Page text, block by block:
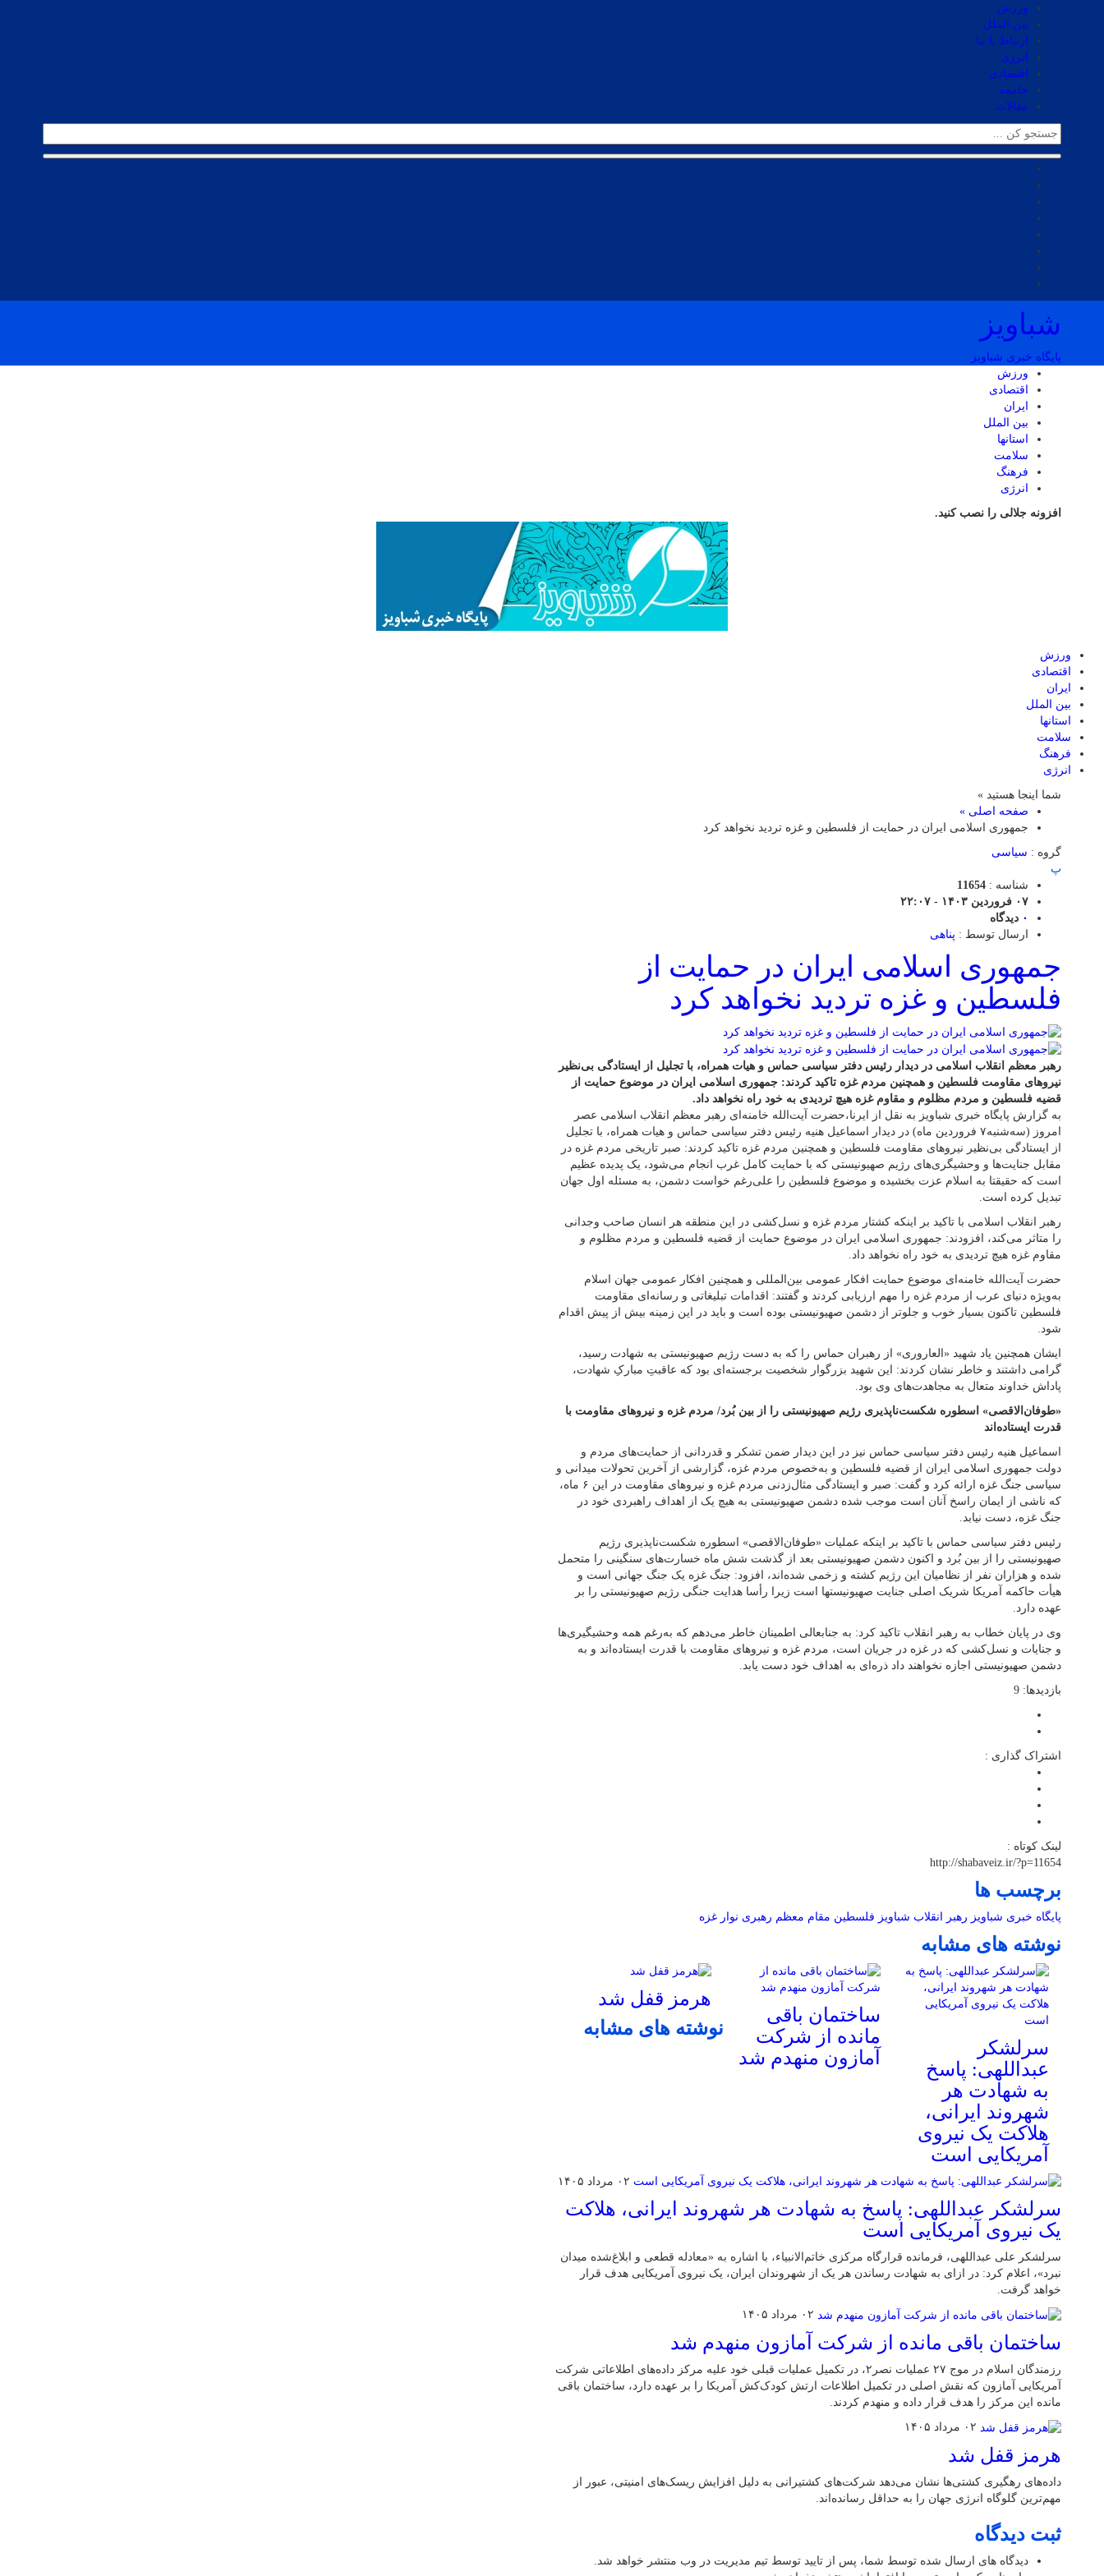
ورزش
بین الملل
ارتباط با ما
انرژی
اقتصادی
جامعه
مقالات
شباویز
پایگاه خبری شباویز
ورزش
اقتصادی
ایران
بین الملل
استانها
سلامت
فرهنگ
انرژی
افزونه جلالی را نصب کنید.
ورزش
اقتصادی
ایران
بین الملل
استانها
سلامت
فرهنگ
انرژی
شما اینجا هستید »
صفحه اصلی »
جمهوری اسلامی ایران در حمایت از فلسطین و غزه تردید نخواهد کرد
گروه : سیاسی
پ
شناسه : 11654
۰۷ فروردین ۱۴۰۳ - ۲۲:۰۷
۰ دیدگاه
ارسال توسط : پناهی
جمهوری اسلامی ایران در حمایت از
فلسطین و غزه تردید نخواهد کرد
رهبر معظم انقلاب اسلامی در دیدار رئیس دفتر سیاسی حماس و هیات همراه، با تجلیل از ایستادگی بی‌نظیر
نیروهای مقاومت فلسطین و همچنین مردم غزه تاکید کردند: جمهوری اسلامی ایران در موضوع حمایت از
قضیه فلسطین و مردم مظلوم و مقاوم غزه هیچ تردیدی به خود راه نخواهد داد.
به گزارش پایگاه خبری شباویز به نقل از ایرنا،حضرت آیت‌الله خامنه‌ای رهبر معظم انقلاب اسلامی عصر
امروز (سه‌شنبه۷ فروردین ماه) در دیدار اسماعیل هنیه رئیس دفتر سیاسی حماس و هیات همراه، با تجلیل
از ایستادگی بی‌نظیر نیروهای مقاومت فلسطین و همچنین مردم غزه تاکید کردند: صبر تاریخی مردم غزه در
مقابل جنایت‌ها و وحشیگری‌های رژیم صهیونیستی که با حمایت کامل غرب انجام می‌شود، یک پدیده عظیم
است که حقیقتا به اسلام عزت بخشیده و موضوع فلسطین را علی‌رغم خواست دشمن، به مسئله اول جهان
تبدیل کرده است.
رهبر انقلاب اسلامی با تاکید بر اینکه کشتار مردم غزه و نسل‌کشی در این منطقه هر انسان صاحب وجدانی
را متاثر می‌کند، افزودند: جمهوری اسلامی ایران در موضوع حمایت از قضیه فلسطین و مردم مظلوم و
مقاوم غزه هیچ تردیدی به خود راه نخواهد داد.
حضرت آیت‌الله خامنه‌ای موضوع حمایت افکار عمومی بین‌المللی و همچنین افکار عمومی جهان اسلام
به‌ویژه دنیای عرب از مردم غزه را مهم ارزیابی کردند و گفتند: اقدامات تبلیغاتی و رسانه‌ای مقاومت
فلسطین تاکنون بسیار خوب و جلوتر از دشمن صهیونیستی بوده است و باید در این زمینه بیش از پیش اقدام
شود.
ایشان همچنین یاد شهید «العاروری» از رهبران حماس را که به دست رژیم صهیونیستی به شهادت رسید،
گرامی داشتند و خاطر نشان کردند: این شهید بزرگوار شخصیت برجسته‌ای بود که عاقبتِ مبارکِ شهادت،
پاداش خداوند متعال به مجاهدت‌های وی بود.
«طوفان‌الاقصی» اسطوره شکست‌ناپذیری رژیم صهیونیستی را از بین بُرد/ مردم غزه و نیروهای مقاومت با
قدرت ایستاده‌اند
اسماعیل هنیه رئیس دفتر سیاسی حماس نیز در این دیدار ضمن تشکر و قدردانی از حمایت‌های مردم و
دولت جمهوری اسلامی ایران از قضیه فلسطین و به‌خصوص مردم غزه، گزارشی از آخرین تحولات میدانی و
سیاسی جنگ غزه ارائه کرد و گفت: صبر و ایستادگی مثال‌زدنی مردم غزه و نیروهای مقاومت در این ۶ ماه،
که ناشی از ایمان راسخ آنان است موجب شده دشمن صهیونیستی به هیچ یک از اهداف راهبردی خود در
جنگ غزه، دست نیابد.
رئیس دفتر سیاسی حماس با تاکید بر اینکه عملیات «طوفان‌الاقصی» اسطوره شکست‌ناپذیری رژیم
صهیونیستی را از بین بُرد و اکنون دشمن صهیونیستی بعد از گذشت شش ماه خسارت‌های سنگینی را متحمل
شده و هزاران نفر از نظامیان این رژیم کشته و زخمی شده‌اند، افزود: جنگ غزه یک جنگ جهانی است و
هیأت حاکمه آمریکا شریک اصلی جنایت صهیونیستها است زیرا رأسا هدایت جنگی رژیم صهیونیستی را بر
عهده دارد.
وی در پایان خطاب به رهبر انقلاب تاکید کرد: به جنابعالی اطمینان خاطر می‌دهم که به‌رغم همه وحشیگیری‌ها
و جنایات و نسل‌کشی که در غزه در جریان است، مردم غزه و نیروهای مقاومت با قدرت ایستاده‌اند و به
دشمن صهیونیستی اجازه نخواهند داد ذره‌ای به اهداف خود دست یابد.
بازدیدها: 9
اشتراک گذاری :
لینک کوتاه :
http://shabaveiz.ir/?p=11654
برچسب ها
پایگاه خبری شباویز رهبر انقلاب شباویز فلسطین مقام معظم رهبری نوار غزه
نوشته های مشابه
سرلشکر
عبداللهی: پاسخ
به شهادت هر
شهروند ایرانی،
هلاکت یک نیروی
آمریکایی است
ساختمان باقی
مانده از شرکت
آمازون منهدم شد
هرمز قفل شد
نوشته های مشابه
۰۲ مرداد ۱۴۰۵
سرلشکر عبداللهی: پاسخ به شهادت هر شهروند ایرانی، هلاکت
یک نیروی آمریکایی است
سرلشکر علی عبداللهی، فرمانده قرارگاه مرکزی خاتم‌الانبیاء، با اشاره به «معادله قطعی و ابلاغ‌شده میدان
نبرد»، اعلام کرد: در ازای به شهادت رساندن هر یک از شهروندان ایران، یک نیروی آمریکایی هدف قرار
خواهد گرفت.
۰۲ مرداد ۱۴۰۵
ساختمان باقی مانده از شرکت آمازون منهدم شد
رزمندگان اسلام در موج ۲۷ عملیات نصر۲، در تکمیل عملیات قبلی خود علیه مرکز داده‌های اطلاعاتی شرکت
آمریکایی آمازون که نقش اصلی در تکمیل اطلاعات ارتش کودک‌کش آمریکا را بر عهده دارد، ساختمان باقی
مانده این مرکز را هدف قرار داده و منهدم کردند.
۰۲ مرداد ۱۴۰۵
هرمز قفل شد
داده‌های رهگیری کشتی‌ها نشان می‌دهد شرکت‌های کشتیرانی به دلیل افزایش ریسک‌های امنیتی، عبور از
مهم‌ترین گلوگاه انرژی جهان را به حداقل رسانده‌اند.
ثبت دیدگاه
دیدگاه های ارسال شده توسط شما، پس از تایید توسط تیم مدیریت در وب منتشر خواهد شد.